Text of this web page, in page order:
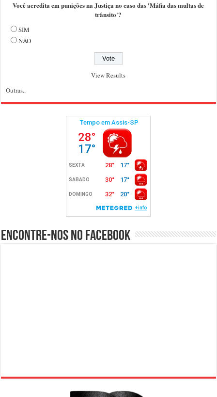
Você acredita em punições na Justiça no caso das 'Máfia das multas de
trânsito'?
SIM
NÃO
View Results
Outras..
Encontre-nos no Facebook